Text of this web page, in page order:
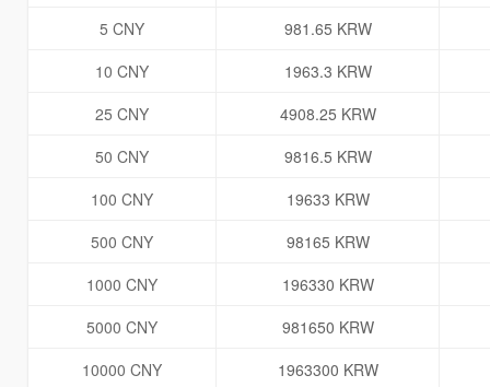
5 CNY
981.65 KRW
10 CNY
1963.3 KRW
25 CNY
4908.25 KRW
50 CNY
9816.5 KRW
100 CNY
19633 KRW
500 CNY
98165 KRW
1000 CNY
196330 KRW
5000 CNY
981650 KRW
10000 CNY
1963300 KRW